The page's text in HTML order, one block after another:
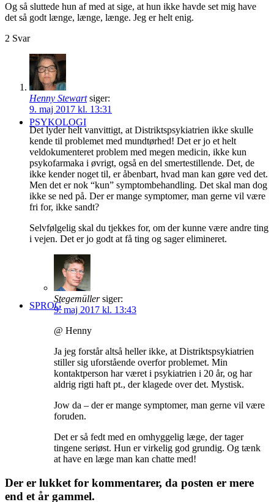
PSYKOLOGI
SPROG
Og så sluttede hun af med at sige, at hun ikke havde set mig have
det så godt længe, længe, længe. Jeg er helt enig.
2 Svar
Henny Stewart siger:
9. maj 2017 kl. 13:31
Det lyder helt vanvittigt, at Distriktspsykiatrien ikke skulle
kende til problemet med mundtørhed! Det er jo et helt
veldokumenteret problem med megen medicin, ikke kun
psykofarmaka i øvrigt, også en del smertestillende. Det, de
ikke kender noget til, er åbenbart, hvad man kan gøre ved det.
Men det er nok “kun” symptombehandling. Det skal man dog
ikke se ned på. Der er mange symptomer, man gerne vil være
fri for, ikke sandt?
Selvfølgelig skal du tjekkes for, om der kunne være andre ting
i vejen. Det er jo godt at få ting og sager elimineret.
Stegemüller siger:
9. maj 2017 kl. 13:43
@ Henny
Ja jeg forstår altså heller ikke, at Distriktspsykiatrien
stiller sig uforstående overfor problemet. Min
kontaktperson har været i psykiatrien i 20 år, og har
aldrig rigti haft pt., der klagede over det. Mystisk.
Jow da – der er mange symptomer, man gerne vil være
foruden.
Det er så fedt med en omhyggelig læge, der tager
tingene seriøst. Hun er virkelig god grundig. Og tænk
at have en læge man kan chatte med!
Der er lukket for kommentarer, da posten er mere
end et år gammel.